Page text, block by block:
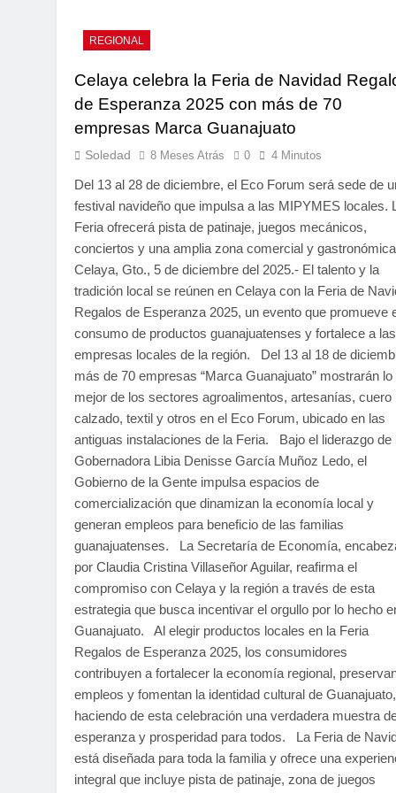
REGIONAL
Celaya celebra la Feria de Navidad
de Esperanza 2025 con más de 70
empresas Marca Guanajuato
Soledad 8 Meses Atrás 0 4 Minutos
Del 13 al 28 de diciembre, el Eco Forum será sede de
festival navideño que impulsa a las MIPYMES locales.
Feria ofrecerá pista de patinaje, juegos mecánicos,
conciertos y una amplia zona comercial y
Celaya, Gto., 5 de diciembre del 2025.- El talento y la
tradición local se reúnen en Celaya con la Feria de
Regalos de Esperanza 2025, un evento que promueve
consumo de productos guanajuatenses y fortalece a las
empresas locales de la región. Del 13 al 18 de
más de 70 empresas “Marca Guanajuato” mostrarán lo
mejor de los sectores agroalimentos, artesanías, cuero
calzado, textil y otros en el Eco Forum, ubicado en las
antiguas instalaciones de la Feria. Bajo el liderazgo de
Gobernadora Libia Denisse García Muñoz Ledo, el
Gobierno de la Gente impulsa espacios de
comercialización que dinamizan la economía local y
generan empleos para beneficio de las familias
guanajuatenses. La Secretaría de Economía,
por Claudia Cristina Villaseñor Aguilar, reafirma el
compromiso con Celaya y la región a través de esta
estrategia que busca incentivar el orgullo por lo hecho
Guanajuato. Al elegir productos locales en la Feria
Regalos de Esperanza 2025, los consumidores
contribuyen a fortalecer la economía regional,
empleos y fomentan la identidad cultural de Guanajuato,
haciendo de esta celebración una verdadera muestra
esperanza y prosperidad para todos. La Feria de
está diseñada para toda la familia y ofrece una
integral que incluye pista de patinaje, zona de juegos